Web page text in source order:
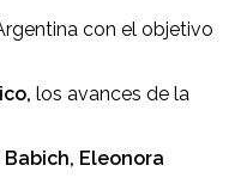
con el objetivo
los avances de la
Eleonora